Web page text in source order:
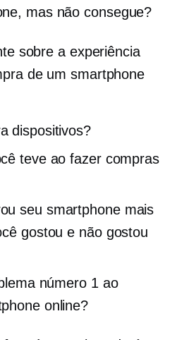
mas não consegue?
sobre a experiência
de um smartphone
dispositivos?
teve ao fazer compras
seu smartphone mais
gostou e não gostou
número 1 ao
online?